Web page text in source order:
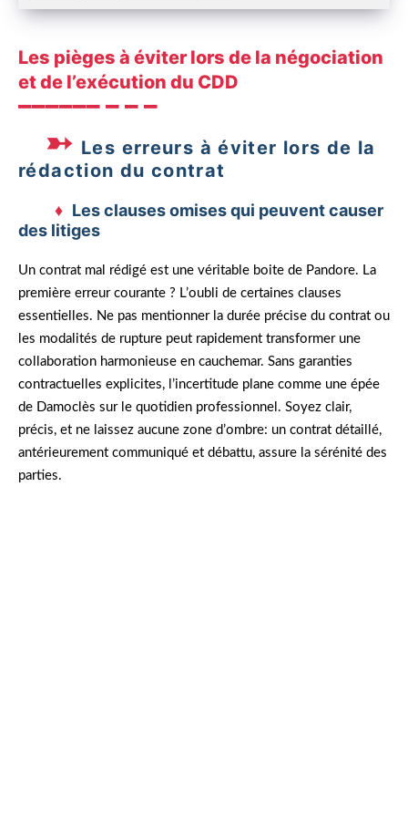
Les pièges à éviter lors de la négociation
et de l’exécution du CDD
Les erreurs à éviter lors de la
rédaction du contrat
Les clauses omises qui peuvent causer
des litiges
Un contrat mal rédigé est une véritable boite de Pandore. La
première erreur courante ? L’oubli de certaines clauses
essentielles. Ne pas mentionner la durée précise du contrat ou
les modalités de rupture peut rapidement transformer une
collaboration harmonieuse en cauchemar. Sans garanties
contractuelles explicites, l’incertitude plane comme une épée
de Damoclès sur le quotidien professionnel. Soyez clair,
précis, et ne laissez aucune zone d’ombre: un contrat détaillé,
antérieurement communiqué et débattu, assure la sérénité des
parties.